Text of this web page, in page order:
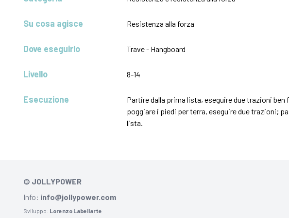
Su cosa agisce Resistenza alla forza
Dove eseguirlo Trave - Hangboard
Livello 8-14
Esecuzione
Partire dalla prima lista, eseguire due trazioni
poggiare i piedi per terra, eseguire due trazioni;
lista.
© JOLLYPOWER
Info: info@jollypower.com
Sviluppo: Lorenzo Labellarte